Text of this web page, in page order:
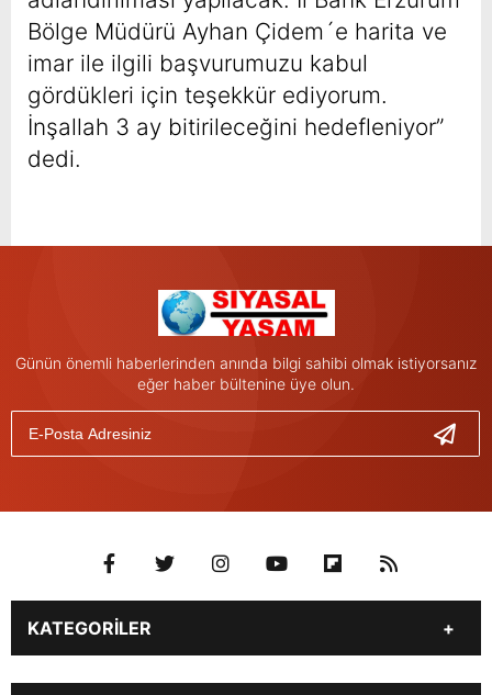
Bölge Müdürü Ayhan Çidem´e harita ve
imar ile ilgili başvurumuzu kabul
gördükleri için teşekkür ediyorum.
İnşallah 3 ay bitirileceğini hedefleniyor”
dedi.
Günün önemli haberlerinden anında bilgi sahibi olmak istiyorsanız
eğer haber bültenine üye olun.
KATEGORİLER
Genel Gündem